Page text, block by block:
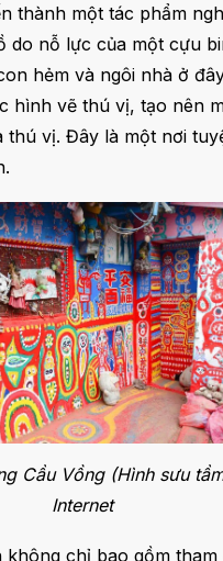
thành một tác phẩm
do nỗ lực của một cựu
hẻm và ngôi nhà ở
hình vẽ thú vị, tạo nên
thú vị. Đây là một nơi
Cầu Vồng (Hình sưu
Internet
chỉ bao gồm tham